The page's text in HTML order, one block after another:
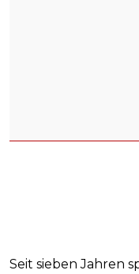
Seit sieben Jahren